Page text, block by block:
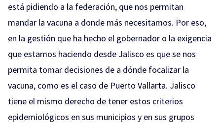
está pidiendo a la federación, que nos permitan
mandar la vacuna a donde más necesitamos. Por eso,
en la gestión que ha hecho el gobernador o la exigencia
que estamos haciendo desde Jalisco es que se nos
permita tomar decisiones de a dónde focalizar la
vacuna, como es el caso de Puerto Vallarta. Jalisco
tiene el mismo derecho de tener estos criterios
epidemiológicos en sus municipios y en sus grupos